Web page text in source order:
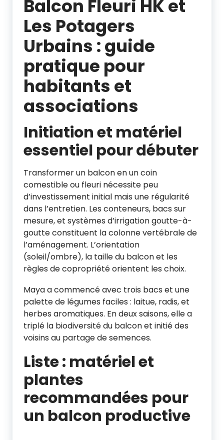
Balcon Fleuri HK et
Les Potagers
Urbains : guide
pratique pour
habitants et
associations
Initiation et matériel
essentiel pour débuter
Transformer un balcon en un coin
comestible ou fleuri nécessite peu
d’investissement initial mais une régularité
dans l’entretien. Les conteneurs, bacs sur
mesure, et systèmes d’irrigation goutte-à-
goutte constituent la colonne vertébrale de
l’aménagement. L’orientation
(soleil/ombre), la taille du balcon et les
règles de copropriété orientent les choix.
Maya a commencé avec trois bacs et une
palette de légumes faciles : laitue, radis, et
herbes aromatiques. En deux saisons, elle a
triplé la biodiversité du balcon et initié des
voisins au partage de semences.
Liste : matériel et
plantes
recommandées pour
un balcon productive